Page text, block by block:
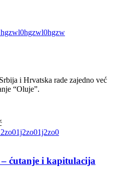
i Hrvatska rade zajedno već
“Oluje”.
– ćutanje i kapitulacija